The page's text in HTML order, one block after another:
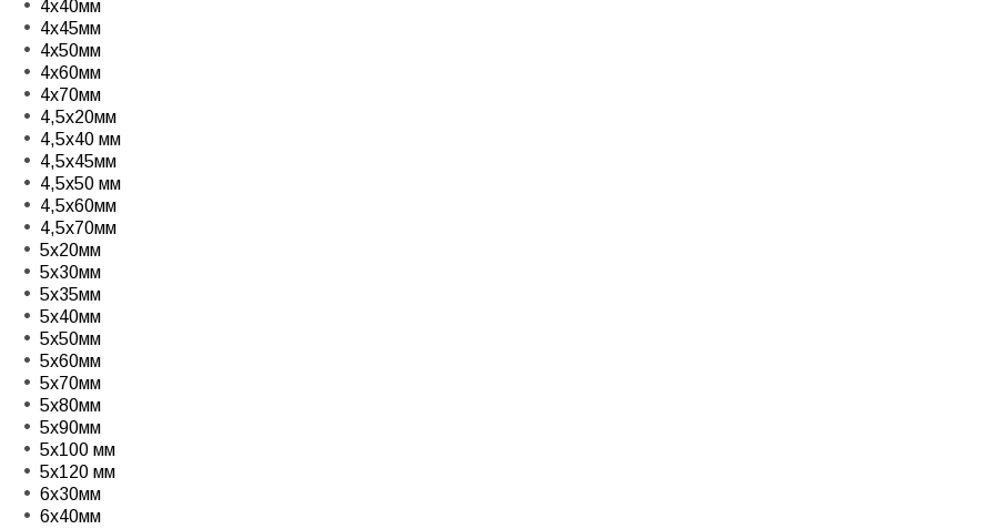
4x40мм
4x45мм
4x50мм
4x60мм
4x70мм
4,5x20мм
4,5x40 мм
4,5x45мм
4,5x50 мм
4,5x60мм
4,5x70мм
5x20мм
5x30мм
5x35мм
5x40мм
5x50мм
5x60мм
5x70мм
5x80мм
5x90мм
5x100 мм
5x120 мм
6x30мм
6x40мм